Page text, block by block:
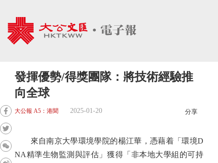
發揮優勢/得獎團隊：將技術經驗推
向全球
大公報 A5：港聞 2025-01-20 分享
來自南京大學環境學院的楊江華，憑藉着「環境D
NA精準生物監測與評估」獲得「非本地大學組的可持